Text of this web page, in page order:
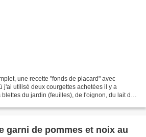
une recette "fonds de placard" avec
j'ai utilisé deux courgettes achetées il y a
du jardin (feuilles), de l'oignon, du lait de
garni de pommes et noix au